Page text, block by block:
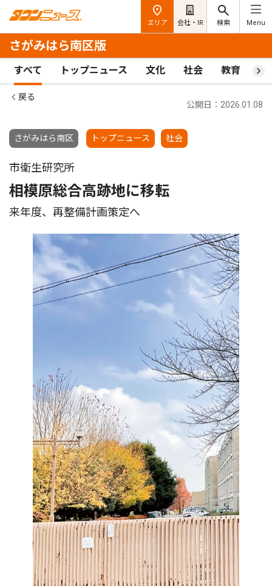
エリア 会社・IR 検索 Menu
さがみはら南区版
すべて トップニュース 文化 社会 教育 ス
戻る
さがみはら南区 トップニュース 社会
公開日：2026.01.08
市衛生研究所
相模原総合高跡地に移転
来年度、再整備計画策定へ